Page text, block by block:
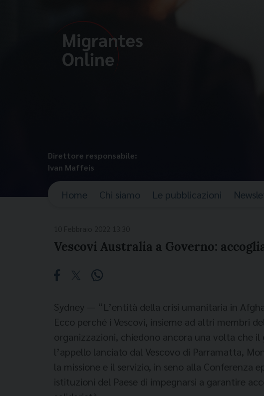
Direttore responsabile:
Ivan Maffeis
Home Chi siamo Le pubblicazioni
Vescovi Australia a Governo:
Sydney — “L’entità della crisi umanitaria in
Ecco perché i Vescovi, insieme ad altri membri
organizzazioni, chiedono ancora una volta che
l’appello lanciato dal Vescovo di Parramatta,
la missione e il servizio, in seno alla Conferenza
istituzioni del Paese di impegnarsi a garantire